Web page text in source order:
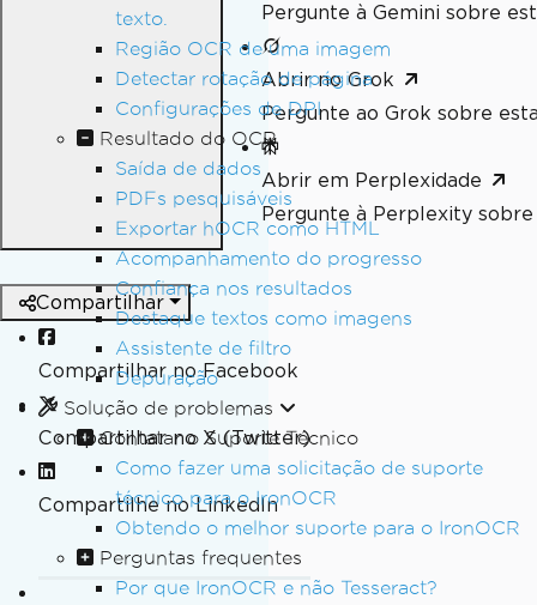
texto.
Região OCR de uma imagem
Detectar rotação de página
Configurações de DPI
Resultado do OCR
Saída de dados
PDFs pesquisáveis
Exportar hOCR como HTML
Acompanhamento do progresso
Confiança nos resultados
Destaque textos como imagens
Assistente de filtro
Depuração
Solução de problemas
Contatar o Suporte Técnico
Como fazer uma solicitação de suporte
técnico para o IronOCR
Obtendo o melhor suporte para o IronOCR
Perguntas frequentes
Por que IronOCR e não Tesseract?
Pergunte à Gemini sobre
Abrir no Grok
Pergunte ao Grok sobre
Abrir em Perplexidade
Pergunte à Perplexity sobre
Compartilhar
Compartilhar no Facebook
Compartilhar no X (Twitter)
Compartilhe no LinkedIn